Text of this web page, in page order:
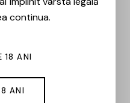
continua.
18 ANI
ANI